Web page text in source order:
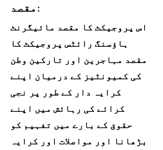
مقصد:
اس پروجیکٹ کا مقصد مائیگرنٹ
ہاؤسنگ رائٹس پروجیکٹ کا
مقصد مہاجرین اور تارکین وطن
کی کمیونٹیز کے درمیان اپنے
کرایہ دار کے طور پر نجی
کرائے کی رہائش میں اپنے
حقوق کے بارے میں تفہیم کو
بڑھانا اور مواصلات اور کرایہ